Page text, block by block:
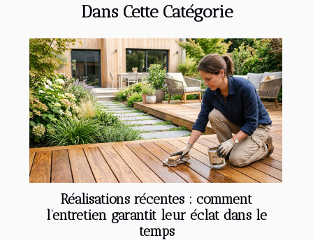
Dans Cette Catégorie
Réalisations récentes : comment
l’entretien garantit leur éclat dans le
temps